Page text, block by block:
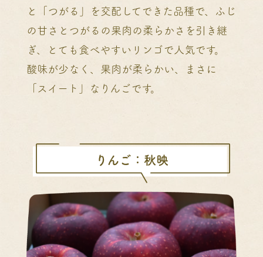
と「つがる」を交配してできた品種で、ふじ
の甘さとつがるの果肉の柔らかさを引き継
ぎ、とても食べやすいリンゴで人気です。
酸味が少なく、果肉が柔らかい、まさに
「スイート」なりんごです。
りんご：秋映